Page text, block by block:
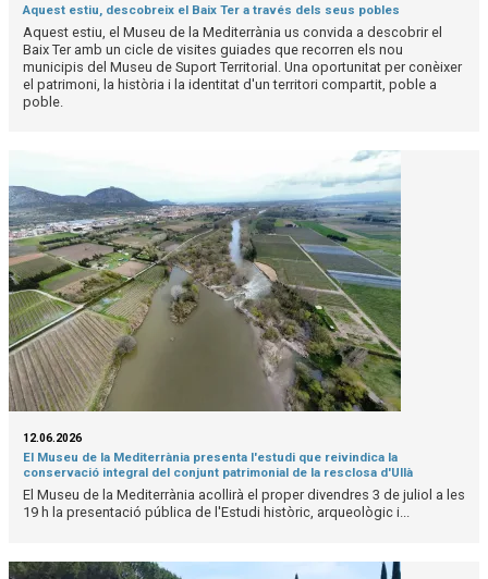
Aquest estiu, descobreix el Baix Ter a través dels seus pobles
Aquest estiu, el Museu de la Mediterrània us convida a descobrir el
Baix Ter amb un cicle de visites guiades que recorren els nou
municipis del Museu de Suport Territorial. Una oportunitat per conèixer
el patrimoni, la història i la identitat d'un territori compartit, poble a
poble.
12.06.2026
El Museu de la Mediterrània presenta l'estudi que reivindica la
conservació integral del conjunt patrimonial de la resclosa d'Ullà
El Museu de la Mediterrània acollirà el proper divendres 3 de juliol a les
19 h la presentació pública de l'Estudi històric, arqueològic i...